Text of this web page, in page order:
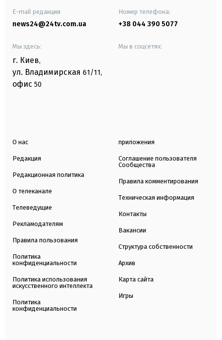
E-mail редакции
news24@24tv.com.ua
Номер телефона:
+38 044 390 5077
Мы здесь:
г. Киев,
ул. Владимирская 61/11,
офис 50
Мы в соцсетях:
О нас
Редакция
Редакционная политика
О телеканале
Телеведущие
Рекламодателям
Правила пользования
Политика
конфиденциальности
Политика использования
искусственного интеллекта
Политика
конфиденциальности
приложения
Соглашение пользователя
Сообщества
Правила комментирования
Техническая информация
Контакты
Вакансии
Структура собственности
Архив
Карта сайта
Игры